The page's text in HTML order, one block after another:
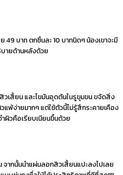
ย 49 บาท ตกชิ้นละ 10 บาทนิดๆ น้องเขาจะมี
ายด้านหลังด้วย
วเสี้ยน และไขมันอุดตันในรูขุมขน ขจัดสิ่ง
แพ้ง่ายมากๆ แต่ใช้ตัวนี้ไม่รู้สึกระคายเคือง
ำผิวคือเรียบเนียนขึ้นด้วย
จากนั้นนำแผ่นลอกสิวเสี้ยนแปะลงไปเลย